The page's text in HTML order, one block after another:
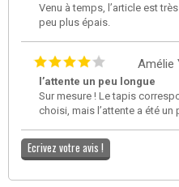
Venu à temps, l’article est
peu plus épais.
Amélie
l’attente un peu longue
Sur mesure ! Le tapis
choisi, mais l’attente a été un
Ecrivez votre avis !